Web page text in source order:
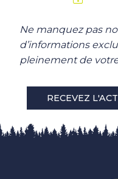
Ne manquez pas
d’informations
pleinement de
RECEVEZ